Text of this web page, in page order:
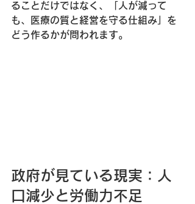
ることだけではなく、「人が減って
も、医療の質と経営を守る仕組み」を
どう作るかが問われます。
政府が見ている現実：人
口減少と労働力不足